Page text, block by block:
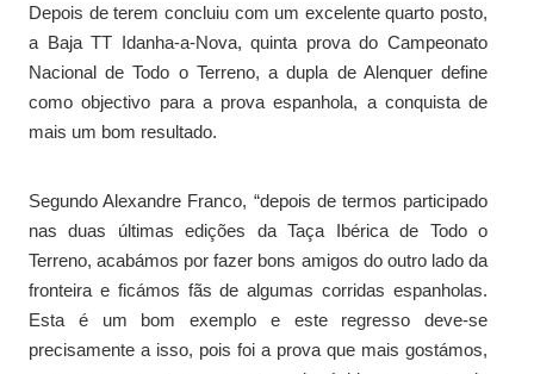
Depois de terem concluiu com um excelente quarto posto,
a Baja TT Idanha-a-Nova, quinta prova do Campeonato
Nacional de Todo o Terreno, a dupla de Alenquer define
como objectivo para a prova espanhola, a conquista de
mais um bom resultado.
Segundo Alexandre Franco, “depois de termos participado
nas duas últimas edições da Taça Ibérica de Todo o
Terreno, acabámos por fazer bons amigos do outro lado da
fronteira e ficámos fãs de algumas corridas espanholas.
Esta é um bom exemplo e este regresso deve-se
precisamente a isso, pois foi a prova que mais gostámos,